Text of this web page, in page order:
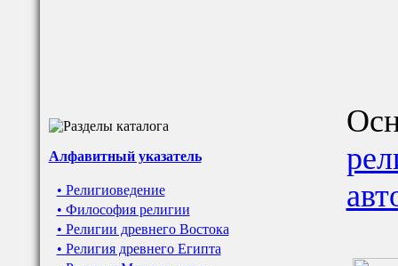
Алфавитный указатель
• Религиоведение
• Философия религии
• Религии древнего Востока
• Религия древнего Египта